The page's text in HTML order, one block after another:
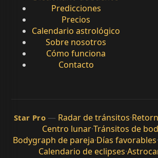
Predicciones
Precios
Calendario astrológico
Sobre nosotros
Cómo funciona
Contacto
Star Pro — Radar de tránsitos·
Centro lunar·Tránsitos de
Bodygraph de pareja·Días favorables·
Calendario de eclipses·